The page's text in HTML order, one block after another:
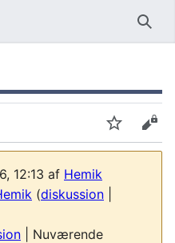
Søg
OvervågVis
12:13 af Hemik
(diskussion
| Nuværende